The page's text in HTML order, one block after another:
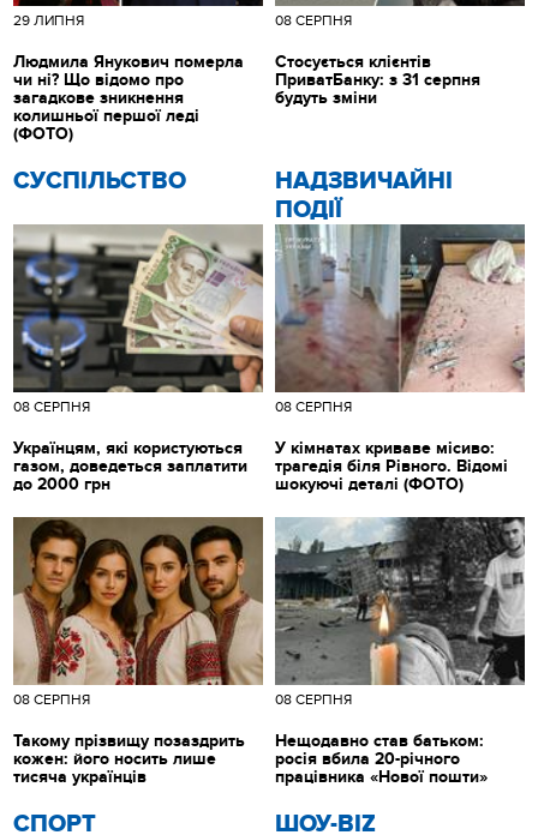
CУСПІЛЬСТВО
08 СЕРПНЯ
Українцям, які користуються
газом, доведеться заплатити
до 2000 грн
НАДЗВИЧАЙНІ
ПОДІЇ
08 СЕРПНЯ
У кімнатах криваве місиво:
трагедія біля Рівного. Відомі
шокуючі деталі (ФОТО)
СПОРТ ШОУ-BIZ
29 ЛИПНЯ
Людмила Янукович померла
чи ні? Що відомо про
загадкове зникнення
колишньої першої леді
(ФОТО)
08 СЕРПНЯ
Стосується клієнтів
ПриватБанку: з 31 серпня
будуть зміни
08 СЕРПНЯ
Такому прізвищу позаздрить
кожен: його носить лише
тисяча українців
08 СЕРПНЯ
Нещодавно став батьком:
росія вбила 20-річного
працівника «Нової пошти»